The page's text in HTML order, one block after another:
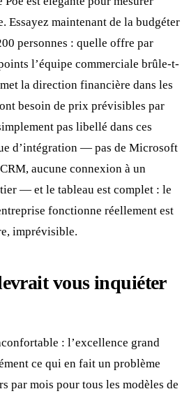
Essayez maintenant de la budgéter
personnes : quelle offre par
l’équipe commerciale brûle-t-
la direction financière dans les
besoin de prix prévisibles par
pas libellé dans ces
d’intégration — pas de Microsoft
aucune connexion à un
— et le tableau est complet : le
fonctionne réellement est
imprévisible.
vous inquiéter
: l’excellence grand
ce qui en fait un problème
par mois pour tous les modèles de